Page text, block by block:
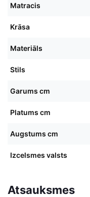
Matracis
Krāsa
Materiāls
Stils
Garums cm
Platums cm
Augstums cm
Izcelsmes valsts
Atsauksmes